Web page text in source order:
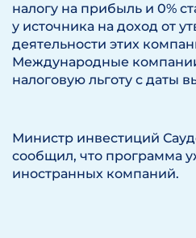
налогу на прибыль и 0%
у источника на доход от
деятельности этих
Международные
налоговую льготу с даты
Министр инвестиций
сообщил, что программа
иностранных компаний.